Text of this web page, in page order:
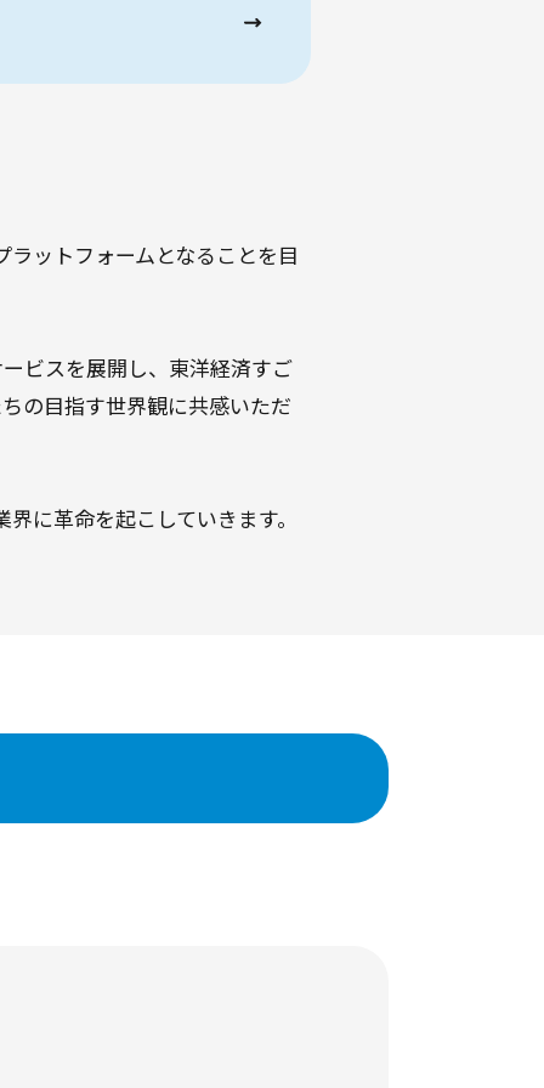
ットフォームとなることを目
ビスを展開し、東洋経済すご
の目指す世界観に共感いただ
に革命を起こしていきます。